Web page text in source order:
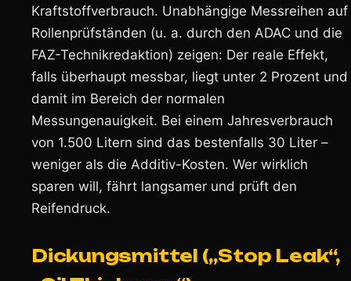
Kraftstoffverbrauch. Unabhängige Messreihen auf
Rollenprüfständen (u. a. durch den ADAC und die
FAZ-Technikredaktion) zeigen: Der reale Effekt,
falls überhaupt messbar, liegt unter 2 Prozent und
damit im Bereich der normalen
Messungenauigkeit. Bei einem Jahresverbrauch
von 1.500 Litern sind das bestenfalls 30 Liter –
weniger als die Additiv-Kosten. Wer wirklich
sparen will, fährt langsamer und prüft den
Reifendruck.
Dickungsmittel („Stop Leak“,